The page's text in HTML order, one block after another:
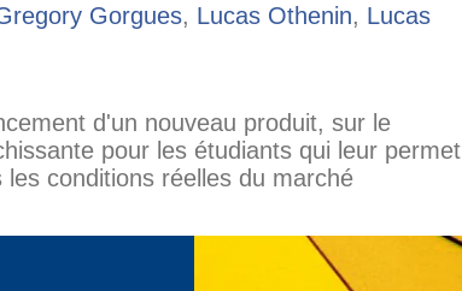
Gorgues, Lucas Othenin, Lucas
d'un nouveau produit, sur le
pour les étudiants qui leur permet
conditions réelles du marché